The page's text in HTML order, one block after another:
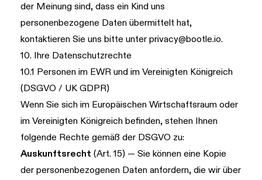
der Meinung sind, dass ein Kind uns
personenbezogene Daten übermittelt hat,
kontaktieren Sie uns bitte unterprivacy@bootle.io.
10. Ihre Datenschutzrechte
10.1 Personen im EWR und im Vereinigten Königreich
(DSGVO / UK GDPR)
Wenn Sie sich im Europäischen Wirtschaftsraum oder
im Vereinigten Königreich befinden, stehen Ihnen
folgende Rechte gemäß der DSGVO zu:
Auskunftsrecht (Art. 15) — Sie können eine Kopie
der personenbezogenen Daten anfordern, die wir über